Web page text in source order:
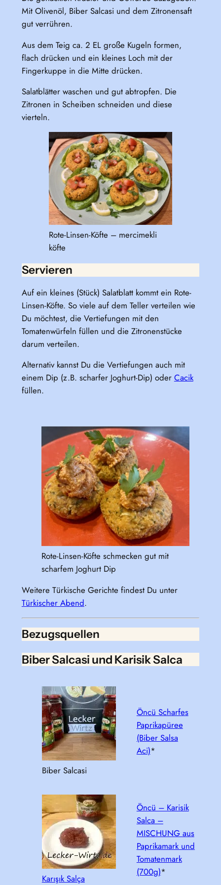
Mit Olivenöl, Biber Salcasi und dem Zitronensaft
gut verrühren.
Aus dem Teig ca. 2 EL große Kugeln formen,
flach drücken und ein kleines Loch mit der
Fingerkuppe in die Mitte drücken.
Salatblätter waschen und gut abtropfen. Die
Zitronen in Scheiben schneiden und diese
vierteln.
Rote-Linsen-Köfte – mercimekli
köfte
Servieren
Auf ein kleines (Stück) Salatblatt kommt ein Rote-
Linsen-Köfte. So viele auf dem Teller verteilen wie
Du möchtest, die Vertiefungen mit den
Tomatenwürfeln füllen und die Zitronenstücke
darum verteilen.
Alternativ kannst Du die Vertiefungen auch mit
einem Dip (z.B. scharfer Joghurt-Dip) oder Cacik
füllen.
Rote-Linsen-Köfte schmecken gut mit
scharfem Joghurt Dip
Weitere Türkische Gerichte findest Du unter
Türkischer Abend.
Bezugsquellen
Biber Salcasi und Karisik Salca
Biber Salcasi
Öncü Scharfes
Paprikapüree
(Biber Salsa
Aci)*
Karışık Salça
Öncü – Karisik
Salca –
MISCHUNG aus
Paprikamark und
Tomatenmark
(700g)*